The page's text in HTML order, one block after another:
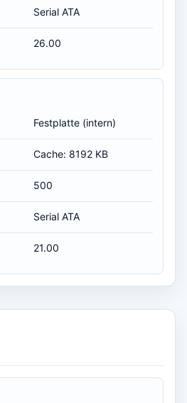
Serial ATA
26.00
Festplatte (intern)
Cache: 8192 KB
500
Serial ATA
21.00